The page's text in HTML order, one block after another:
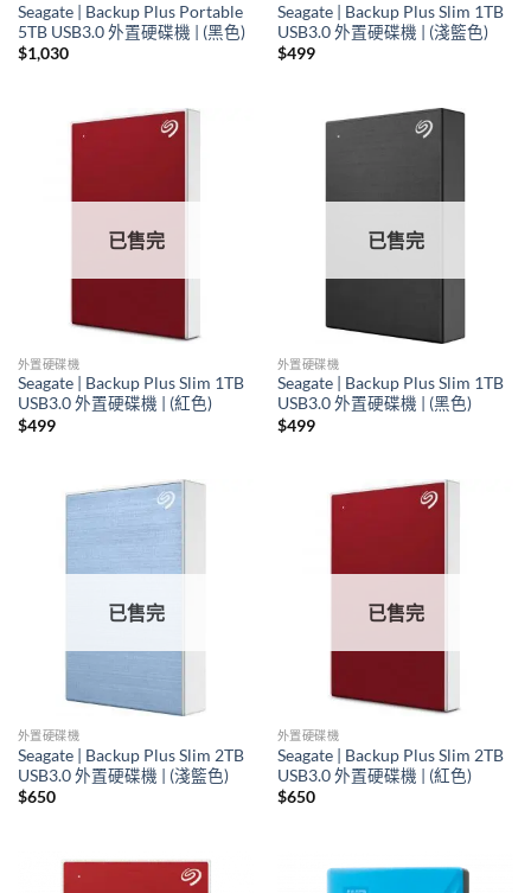
Seagate | Backup Plus Portable
5TB USB3.0 外置硬碟機 | (黑色)
$1,030
Seagate | Backup Plus Slim 1TB
USB3.0 外置硬碟機 | (淺籃色)
$499
已售完
外置硬碟機
Seagate | Backup Plus Slim 1TB
USB3.0 外置硬碟機 | (紅色)
$499
已售完
外置硬碟機
Seagate | Backup Plus Slim 1TB
USB3.0 外置硬碟機 | (黑色)
$499
已售完
外置硬碟機
Seagate | Backup Plus Slim 2TB
USB3.0 外置硬碟機 | (淺籃色)
$650
已售完
外置硬碟機
Seagate | Backup Plus Slim 2TB
USB3.0 外置硬碟機 | (紅色)
$650